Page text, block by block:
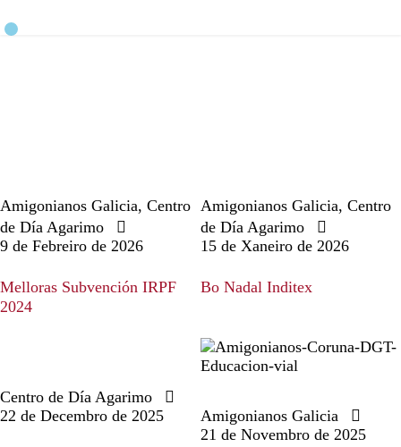
Amigonianos Galicia, Centro
de Día Agarimo
9 de Febreiro de 2026
Melloras Subvención IRPF
2024
Amigonianos Galicia, Centro
de Día Agarimo
15 de Xaneiro de 2026
Bo Nadal Inditex
Centro de Día Agarimo
22 de Decembro de 2025
Amigonianos Galicia
21 de Novembro de 2025